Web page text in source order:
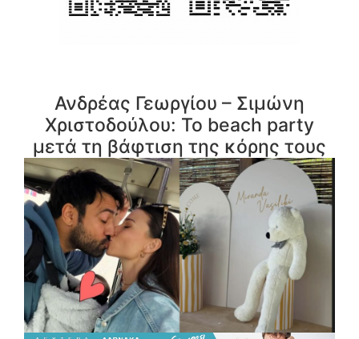
Ανδρέας Γεωργίου – Σιμώνη
Χριστοδούλου: Το beach party
μετά τη βάφτιση της κόρης τους